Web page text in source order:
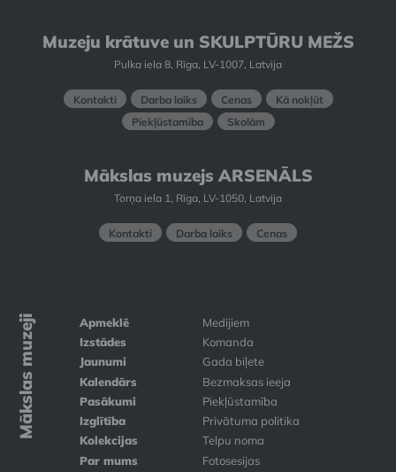
Muzeju krātuve un SKULPTŪRU MEŽS
Pulka iela 8, Rīga, LV-1007, Latvija
Kontakti Darba laiks Cenas
Kā nokļūt
Piekļūstamība
Skolām
Mākslas muzejs ARSENĀLS
Torņa iela 1, Rīga, LV-1050, Latvija
Kontakti Darba laiks Cenas
Mākslas muzeji
Apmeklē
Izstādes
Jaunumi
Kalendārs
Pasākumi
Izglītība
Kolekcijas
Par mums
Medijiem
Komanda
Gada biļete
Bezmaksas ieeja
Piekļūstamība
Privātuma politika
Telpu noma
Fotosesijas